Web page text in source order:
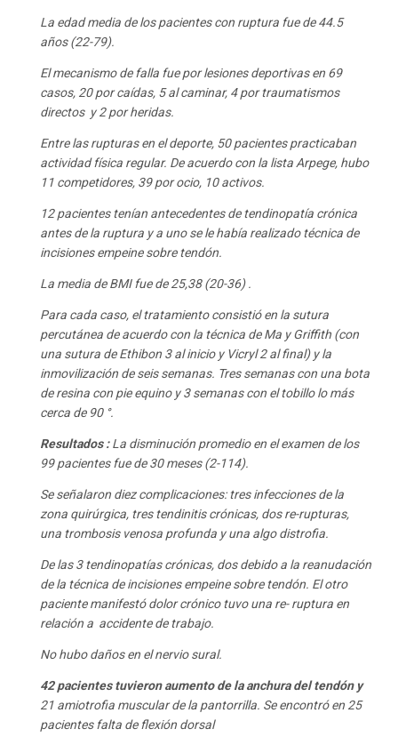
La edad media de los pacientes con ruptura fue de 44.5
años (22-79).
El mecanismo de falla fue por lesiones deportivas en 69
casos, 20 por caídas, 5 al caminar, 4 por traumatismos
directos y 2 por heridas.
Entre las rupturas en el deporte, 50 pacientes practicaban
actividad física regular. De acuerdo con la lista Arpege, hubo
11 competidores, 39 por ocio, 10 activos.
12 pacientes tenían antecedentes de tendinopatía crónica
antes de la ruptura y a uno se le había realizado técnica de
incisiones empeine sobre tendón.
La media de BMI fue de 25,38 (20-36) .
Para cada caso, el tratamiento consistió en la sutura
percutánea de acuerdo con la técnica de Ma y Griffith (con
una sutura de Ethibon 3 al inicio y Vicryl 2 al final) y la
inmovilización de seis semanas. Tres semanas con una bota
de resina con pie equino y 3 semanas con el tobillo lo más
cerca de 90 °.
Resultados :La disminución promedio en el examen de los
99 pacientes fue de 30 meses (2-114).
Se señalaron diez complicaciones: tres infecciones de la
zona quirúrgica, tres tendinitis crónicas, dos re-rupturas,
una trombosis venosa profunda y una algo distrofia.
De las 3 tendinopatías crónicas, dos debido a la reanudación
de la técnica de incisiones empeine sobre tendón. El otro
paciente manifestó dolor crónico tuvo una re- ruptura en
relación a accidente de trabajo.
No hubo daños en el nervio sural.
42 pacientes tuvieron aumento de la anchura del tendón y
21 amiotrofia muscular de la pantorrilla. Se encontró en 25
pacientes falta de flexión dorsal